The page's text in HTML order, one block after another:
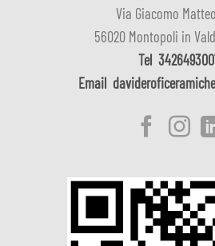
Via Giacomo
56020 Montopoli in
Tel
Email